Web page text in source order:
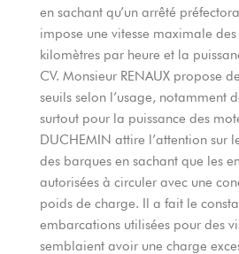
en sachant qu’un arrêté
impose une vitesse maximale
kilomètres par heure et la
CV. Monsieur RENAUX propose
seuils selon l’usage, notamment
surtout pour la puissance des
DUCHEMIN attire l’attention sur
des barques en sachant que les
autorisées à circuler avec une
poids de charge. Il a fait le
embarcations utilisées pour des
semblaient avoir une charge